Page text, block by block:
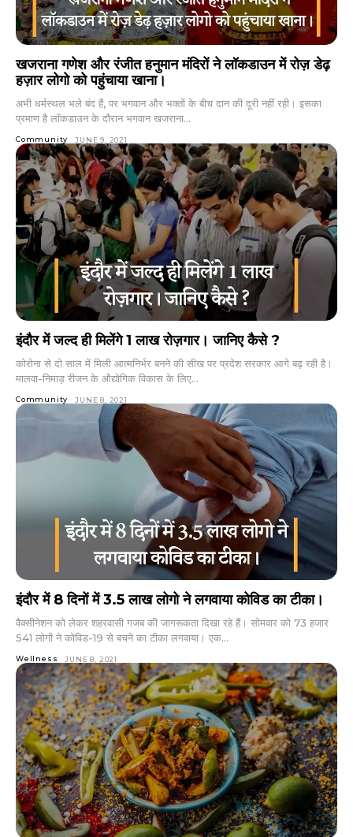
खजराना गणेश और रंजीत हनुमान मंदिरों ने लॉकडाउन में रोज़ डेढ़
हज़ार लोगो को पहुंचाया खाना।
अभी धर्मस्थल भले बंद हैं, पर भगवान और भक्तों के बीच दान की दूरी नहीं रही। इसका
प्रमाण है लॉकडाउन के दौरान भगवान खजराना...
Community JUNE 9, 2021
इंदौर में जल्द ही मिलेंगे 1 लाख रोज़गार। जानिए कैसे ?
कोरोना से दो साल में मिली आत्मनिर्भर बनने की सीख पर प्रदेश सरकार आगे बढ़ रही है।
मालवा-निमाड़ रीजन के औद्योगिक विकास के लिए...
Community JUNE 8, 2021
इंदौर में 8 दिनों में 3.5 लाख लोगो ने लगवाया कोविड का टीका।
वैक्सीनेशन को लेकर शहरवासी गजब की जागरूकता दिखा रहे हैं। सोमवार को 73 हजार
541 लोगों ने कोविड-19 से बचने का टीका लगवाया। एक...
Wellness JUNE 8, 2021